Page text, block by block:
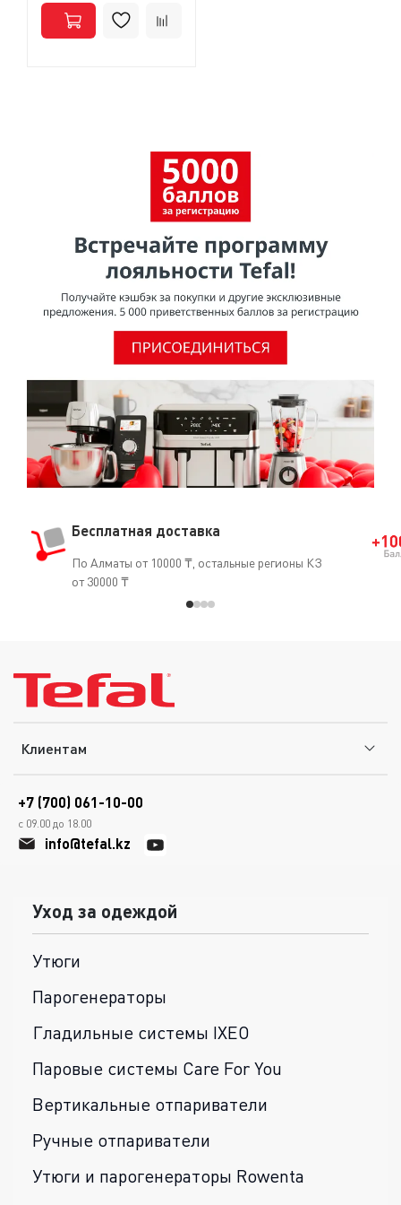
Бесплатная доставка
По Алматы от 10000 ₸, остальные регионы КЗ
от 30000 ₸
Клиентам
+7 (700) 061-10-00
с 09.00 до 18.00
info@tefal.kz
Уход за одеждой
Утюги
Парогенераторы
Гладильные системы IXEO
Паровые системы Care For You
Вертикальные отпариватели
Ручные отпариватели
Утюги и парогенераторы Rowenta